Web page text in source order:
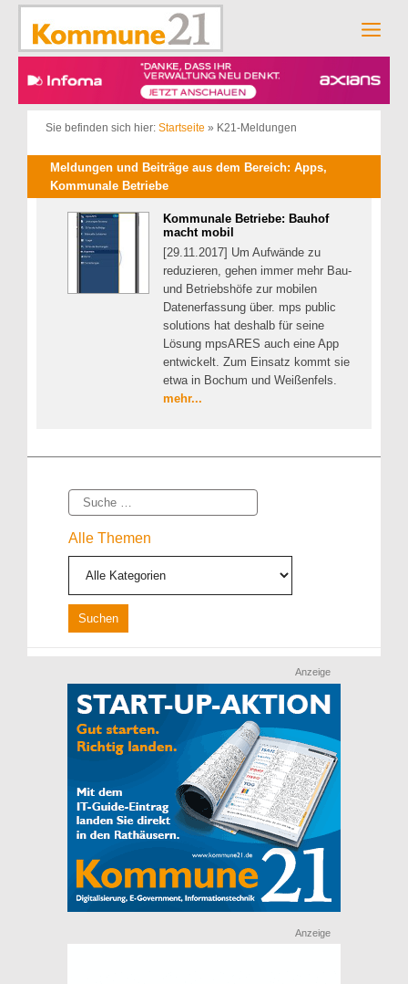
Zum
springen
Sie befinden sich hier: Startseite » K21-Meldungen
Meldungen und Beiträge aus dem Bereich: Apps,
Kommunale Betriebe
Kommunale Betriebe: Bauhof
macht mobil
[29.11.2017] Um Aufwände zu
reduzieren, gehen immer mehr Bau-
und Betriebshöfe zur mobilen
Datenerfassung über. mps public
solutions hat deshalb für seine
Lösung mpsARES auch eine App
entwickelt. Zum Einsatz kommt sie
etwa in Bochum und Weißenfels.
mehr...
Suche
Alle Themen
Anzeige
Anzeige